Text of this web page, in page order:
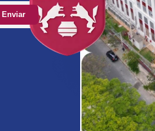
Enviar